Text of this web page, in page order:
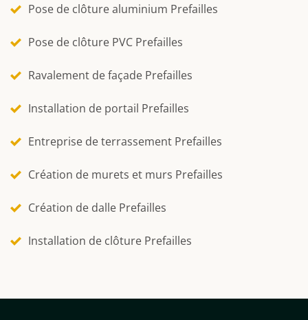
Pose de clôture aluminium Prefailles
Pose de clôture PVC Prefailles
Ravalement de façade Prefailles
Installation de portail Prefailles
Entreprise de terrassement Prefailles
Création de murets et murs Prefailles
Création de dalle Prefailles
Installation de clôture Prefailles